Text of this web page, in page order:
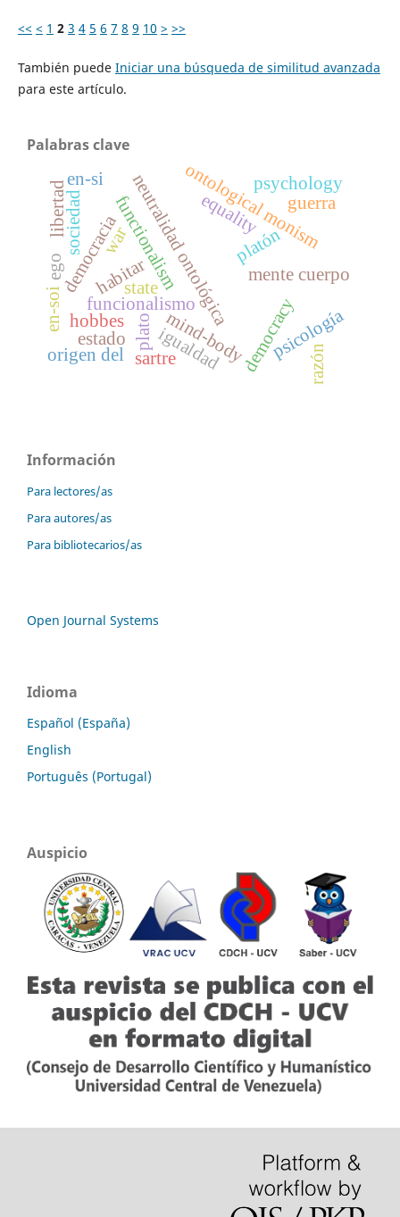
<< < 1 2 3 4 5 6 7 8 9 10 > >>
También puede Iniciar una búsqueda de similitud avanzada
para este artículo.
Palabras clave
funcionalismo
neutralidad ontológica mente cuerpo
functionalism
mind-body
ontological monism
democracia
democracy
platón
psicología
plato
psychology
sociedad
habitar
hobbes
igualdad
guerra
estado
origen del
equality
war
state
sartre
libertad
en-si
ego
en-soi
razón
Información
Para lectores/as
Para autores/as
Para bibliotecarios/as
Open Journal Systems
Idioma
Español (España)
English
Português (Portugal)
Auspicio